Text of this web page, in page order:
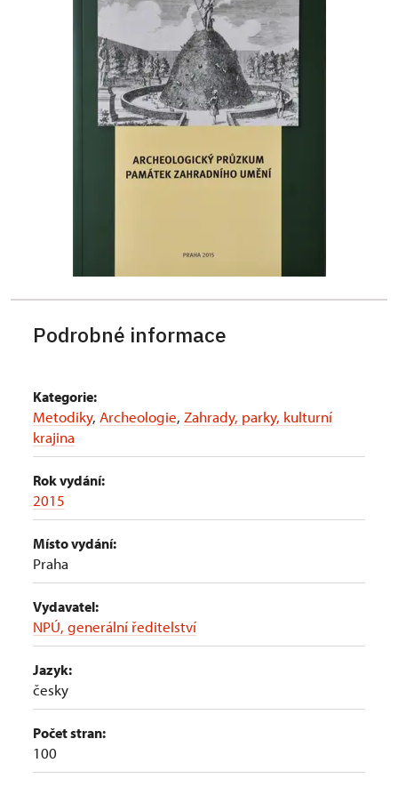
Podrobné informace
Kategorie:
Metodiky, Archeologie, Zahrady, parky, kulturní
krajina
Rok vydání:
2015
Místo vydání:
Praha
Vydavatel:
NPÚ, generální ředitelství
Jazyk:
česky
Počet stran:
100